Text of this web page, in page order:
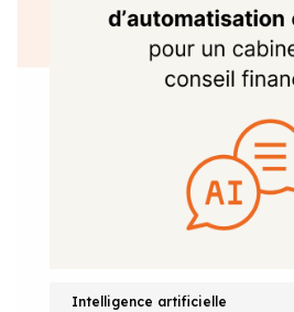
Intelligence artificielle